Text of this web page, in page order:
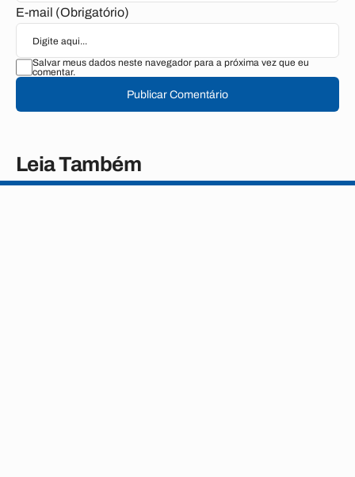
E-mail (Obrigatório)
Salvar meus dados neste navegador para a próxima vez que eu
comentar.
Publicar Comentário
Leia Também